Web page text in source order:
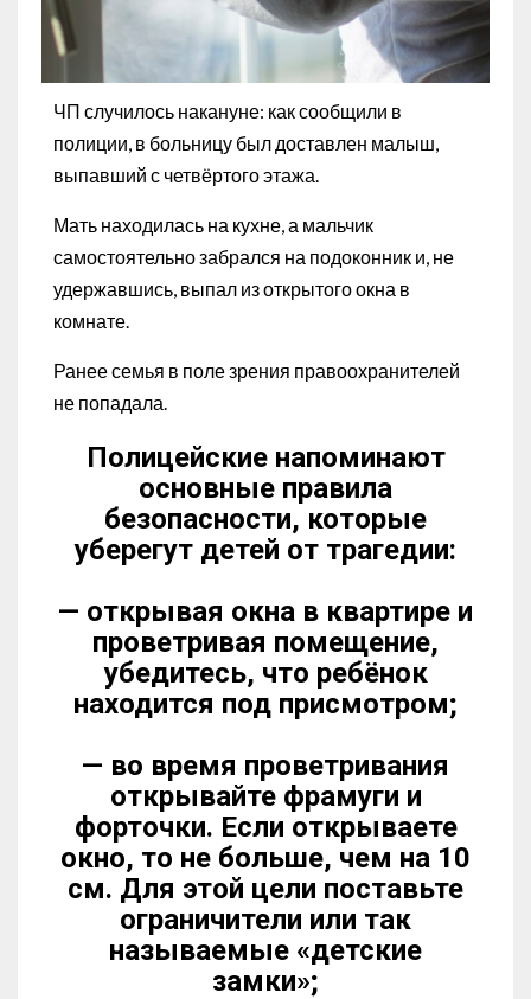
ЧП случилось накануне: как сообщили в
полиции, в больницу был доставлен малыш,
выпавший с четвёртого этажа.
Мать находилась на кухне, а мальчик
самостоятельно забрался на подоконник и, не
удержавшись, выпал из открытого окна в
комнате.
Ранее семья в поле зрения правоохранителей
не попадала.
Полицейские напоминают
основные правила
безопасности, которые
уберегут детей от трагедии:
— открывая окна в квартире и
проветривая помещение,
убедитесь, что ребёнок
находится под присмотром;
— во время проветривания
открывайте фрамуги и
форточки. Если открываете
окно, то не больше, чем на 10
см. Для этой цели поставьте
ограничители или так
называемые «детские
замки»;